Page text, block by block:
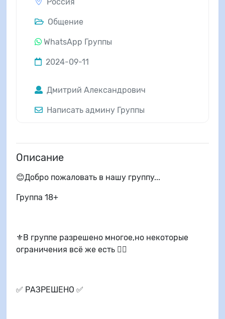
Общение
WhatsApp Группы
2024-09-11
Дмитрий Александрович
Написать админу Группы
Описание
😊Добро пожаловать в нашу группу...
Группа 18+
⚜️В группе разрешено многое,но некоторые
ограничения всё же есть 👇🏻
✅ РАЗРЕШЕНО ✅